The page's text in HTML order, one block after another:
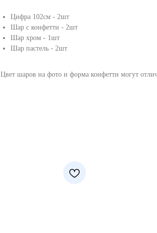
Цифра 102см - 2шт
Шар с конфетти - 2шт
Шар хром - 1шт
Шар пастель - 2шт
Цвет шаров на фото и форма конфетти могут